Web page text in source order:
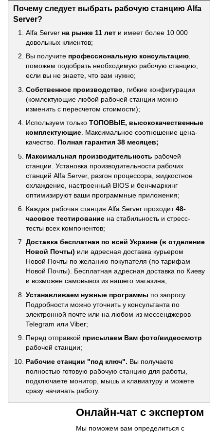
Почему следует выбрать рабочую станцию Alfa
Server?
Alfa Server на рынке 11 лет и имеет более 10 000
довольных клиентов;
Вы получите профессиональную консультацию,
поможем подобрать необходимую рабочую станцию,
если вы не знаете, что вам нужно;
Собственное производство , гибкие конфигурации
(комлектующие любой рабочей станции можно
изменить с пересчетом стоимости);
Используем только ТОПОВЫЕ, высококачественные
комплектующие . Максимальное соотношение цена-
качество. Полная гарантия 38 месяцев;
Максимальная производительность рабочей
станции. Установка производительности рабочих
станций Alfa Server, разгон процессора, жидкостное
охлаждение, настроенный BIOS и бенчмаркинг
оптимизируют ваши программные приложения;
Каждая рабочая станция Alfa Server проходит48-
часовое тестирование на стабильность и стресс-
тесты всех компонентов;
Доставка бесплатная по всей Украине (в отделение
Новой Почты) или адресная доставка курьером
Новой Почты по желанию покупателя (по тарифам
Новой Почты). Бесплатная адресная доставка по Киеву
и возможен самовывоз из нашего магазина;
Устанавливаем нужные программы по запросу.
Подробности можно уточнить у консультанта по
электронной почте или на любом из мессенджеров
Telegram или Viber;
Перед отправкой присылаем Вам фото/видеосмотр
рабочей станции;
Рабочие станции "под ключ". Вы получаете
полностью готовую рабочую станцию для работы,
подключаете монитор, мышь и клавиатуру и можете
сразу начинать работу.
Онлайн-чат с экспертом
Мы поможем вам определиться с